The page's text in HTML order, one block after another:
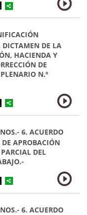
DICTAMEN DE LA
HACIENDA Y
DE
N.º
6. ACUERDO
APROBACIÓN
DEL
6. ACUERDO